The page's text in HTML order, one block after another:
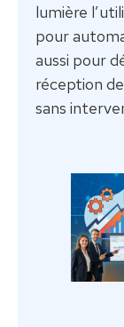
lumière
pour
aussi pour
réception
sans